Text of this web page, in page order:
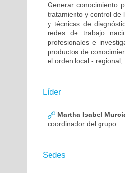
Generar conocimiento
tratamiento y control de
y técnicas de
redes de trabajo
profesionales e
productos de
el orden local -
Líder
Martha Isabel
coordinador del grupo
Sedes